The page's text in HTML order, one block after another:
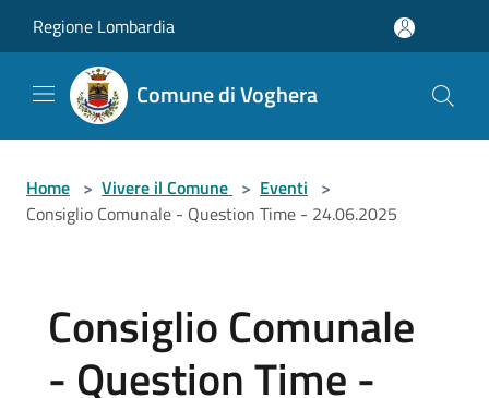
Regione Lombardia
Comune di Voghera
Home > Vivere il Comune > Eventi >
Consiglio Comunale - Question Time - 24.06.2025
Consiglio Comunale
- Question Time -